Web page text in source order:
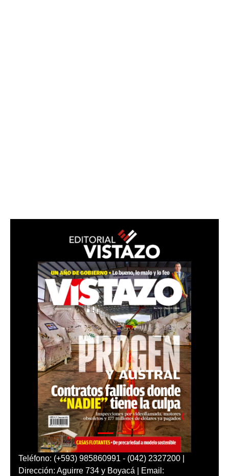
Teléfono: (+593) 985860991 - (042) 2327200 |
Dirección: Aguirre 734 y Boyacá | Email: